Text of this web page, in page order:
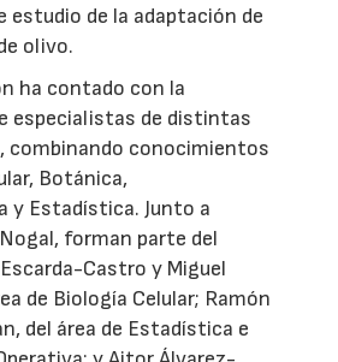
estudio de la adaptación de
olivo.
ha contado con la
especialistas de distintas
combinando conocimientos
Botánica,
y Estadística. Junto a
forman parte del
Castro y Miguel
de Biología Celular; Ramón
del área de Estadística e